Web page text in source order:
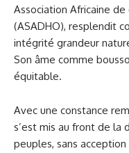
Association Africaine
(ASADHO), resplendit
intégrité grandeur
Son âme comme
équitable.
Avec une constance
s’est mis au front de la
peuples, sans acception